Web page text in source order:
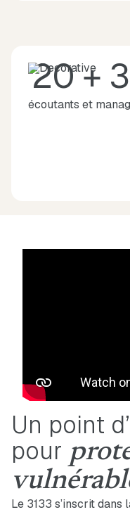
20 + 3
écoutants et
Un point
pour
Le 3133 s’inscrit